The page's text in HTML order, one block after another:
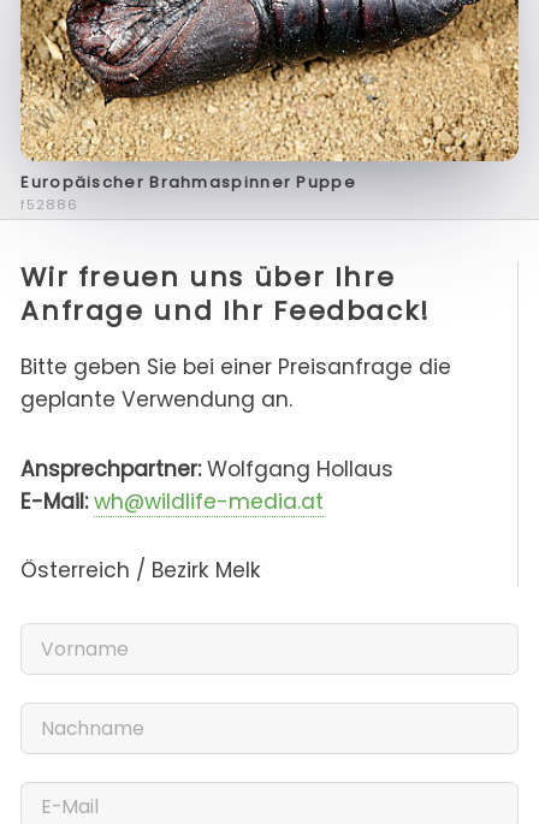
Europäischer Brahmaspinner Puppe
f52886
Wir freuen uns über Ihre
Anfrage und Ihr Feedback!
Bitte geben Sie bei einer Preisanfrage die
geplante Verwendung an.
Ansprechpartner:Wolfgang Hollaus
E-Mail: wh@wildlife-media.at
Österreich / Bezirk Melk